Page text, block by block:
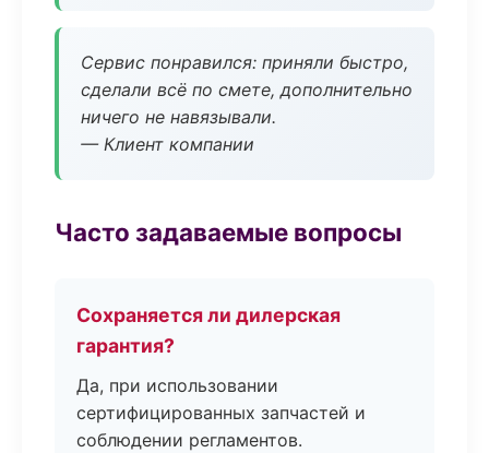
Сервис понравился: приняли быстро,
сделали всё по смете, дополнительно
ничего не навязывали.
— Клиент компании
Часто задаваемые вопросы
Сохраняется ли дилерская
гарантия?
Да, при использовании
сертифицированных запчастей и
соблюдении регламентов.